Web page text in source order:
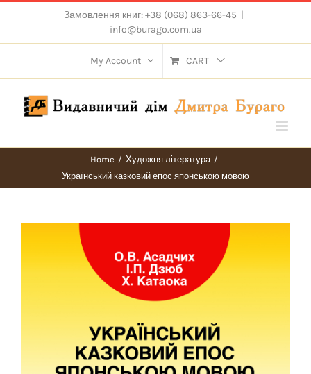
content
Замовлення книг: +38 (068) 863-66-45 |
info@burago.com.ua
My Account CART
Home / Художня література /
Український казковий епос японською мовою